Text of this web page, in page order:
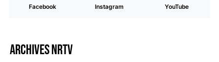
Facebook Instagram YouTube
Archives NRTV